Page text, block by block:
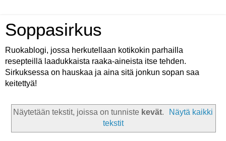
Soppasirkus
Ruokablogi, jossa herkutellaan kotikokin parhailla
resepteillä laadukkaista raaka-aineista itse tehden.
Sirkuksessa on hauskaa ja aina sitä jonkun sopan saa
keitettyä!
Näytetään tekstit, joissa on tunniste kevät.
Näytä kaikki
tekstit